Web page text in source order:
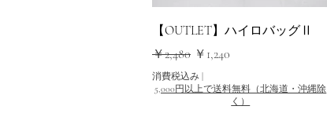
クイックビュー
【OUTLET】ハイロバッグⅡ
通常価格
￥2,480 セール価格
￥1,240
消費税込み
5,000円以上で送料無料（北海道・沖縄除
く）